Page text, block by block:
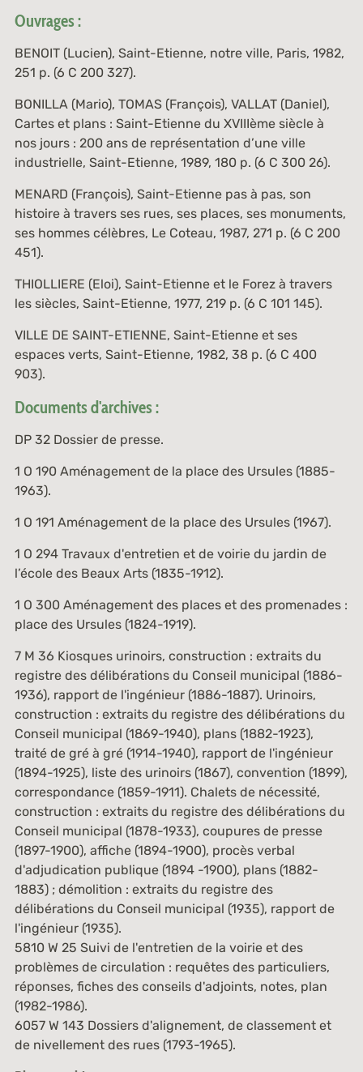
Ouvrages :
BENOIT (Lucien), Saint-Etienne, notre ville, Paris, 1982,
251 p. (6 C 200 327).
BONILLA (Mario), TOMAS (François), VALLAT (Daniel),
Cartes et plans : Saint-Etienne du XVIIIème siècle à
nos jours : 200 ans de représentation d’une ville
industrielle, Saint-Etienne, 1989, 180 p. (6 C 300 26).
MENARD (François), Saint-Etienne pas à pas, son
histoire à travers ses rues, ses places, ses monuments,
ses hommes célèbres, Le Coteau, 1987, 271 p. (6 C 200
451).
THIOLLIERE (Eloi), Saint-Etienne et le Forez à travers
les siècles, Saint-Etienne, 1977, 219 p. (6 C 101 145).
VILLE DE SAINT-ETIENNE, Saint-Etienne et ses
espaces verts, Saint-Etienne, 1982, 38 p. (6 C 400
903).
Documents d'archives :
DP 32Dossier de presse.
1 O 190Aménagement de la place des Ursules (1885-
1963).
1 O 191 Aménagement de la place des Ursules (1967).
1 O 294Travaux d'entretien et de voirie du jardin de
l’école des Beaux Arts (1835-1912).
1 O 300Aménagement des places et des promenades :
place des Ursules (1824-1919).
7 M 36 Kiosques urinoirs, construction : extraits du
registre des délibérations du Conseil municipal (1886-
1936), rapport de l'ingénieur (1886-1887). Urinoirs,
construction : extraits du registre des délibérations du
Conseil municipal (1869-1940), plans (1882-1923),
traité de gré à gré (1914-1940), rapport de l'ingénieur
(1894-1925), liste des urinoirs (1867), convention (1899),
correspondance (1859-1911). Chalets de nécessité,
construction : extraits du registre des délibérations du
Conseil municipal (1878-1933), coupures de presse
(1897-1900), affiche (1894-1900), procès verbal
d'adjudication publique (1894 -1900), plans (1882-
1883) ; démolition : extraits du registre des
délibérations du Conseil municipal (1935), rapport de
l'ingénieur (1935).
5810 W 25 Suivi de l'entretien de la voirie et des
problèmes de circulation : requêtes des particuliers,
réponses, fiches des conseils d'adjoints, notes, plan
(1982-1986).
6057 W 143 Dossiers d'alignement, de classement et
de nivellement des rues (1793-1965).